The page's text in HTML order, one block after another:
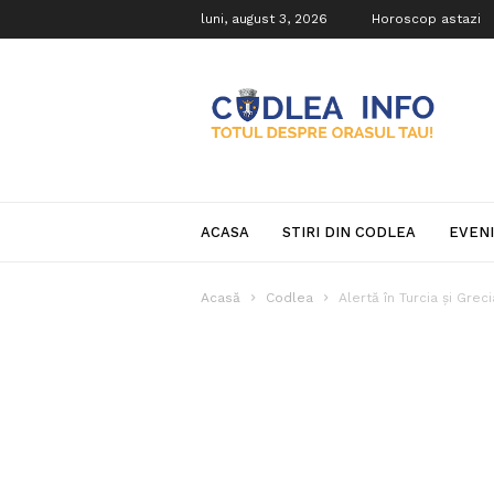
luni, august 3, 2026 Horoscop astazi
Info
ACASA STIRI DIN CODLEA
Acasă Codlea Alertă în Turcia și